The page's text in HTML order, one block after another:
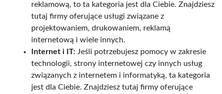
reklamową, to ta kategoria jest dla Ciebie. Znajdziesz
tutaj firmy oferujące usługi związane z
projektowaniem, drukowaniem, reklamą
internetową i wiele innych.
Internet i IT: Jeśli potrzebujesz pomocy w zakresie
technologii, strony internetowej czy innych usług
związanych z internetem i informatyką, ta kategoria
jest dla Ciebie. Znajdziesz tutaj firmy oferujące